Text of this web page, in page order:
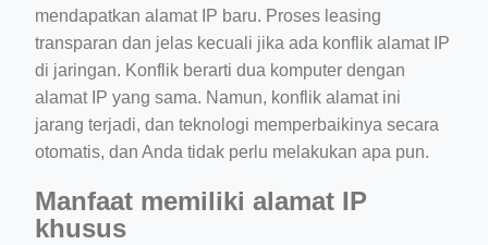
mendapatkan alamat IP baru. Proses leasing
transparan dan jelas kecuali jika ada konflik alamat IP
di jaringan. Konflik berarti dua komputer dengan
alamat IP yang sama. Namun, konflik alamat ini
jarang terjadi, dan teknologi memperbaikinya secara
otomatis, dan Anda tidak perlu melakukan apa pun.
Manfaat memiliki alamat IP
khusus